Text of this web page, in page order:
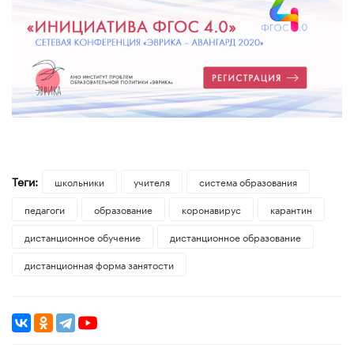
Теги: школьники учителя
система образования
педагоги
образование коронавирус
карантин
дистанционное обучение
дистанционное образование
дистанционная форма занятости